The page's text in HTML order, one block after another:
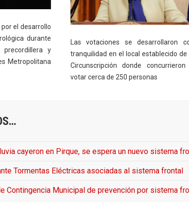
por el desarrollo
durante
y
Metropolitana
Las votaciones se desarrollaron
tranquilidad en el local establecido de
Circunscripción donde concurrieron
votar cerca de 250 personas
cayeron en Pirque, se espera un nuevo sistema
Tormentas Eléctricas asociadas al sistema frontal
Contingencia Municipal de prevención por sistema